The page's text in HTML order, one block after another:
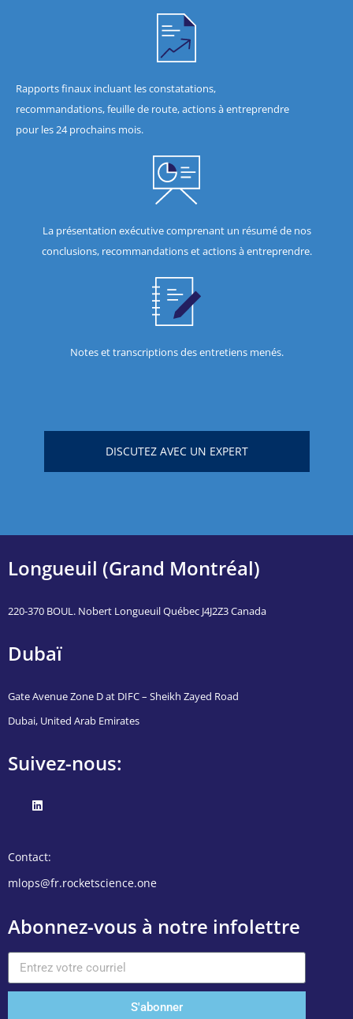
Rapports finaux incluant les constatations,
recommandations, feuille de route, actions à entreprendre
pour les 24 prochains mois.
La présentation exécutive comprenant un résumé de nos
conclusions, recommandations et actions à entreprendre.
Notes et transcriptions des entretiens menés.
DISCUTEZ AVEC UN EXPERT
Longueuil (Grand Montréal)
220-370 BOUL. Nobert Longueuil Québec J4J2Z3 Canada
Dubaï
Gate Avenue Zone D at DIFC – Sheikh Zayed Road
Dubai, United Arab Emirates
Suivez-nous:
Contact:
mlops@fr.rocketscience.one
Abonnez-vous à notre infolettre
S'abonner